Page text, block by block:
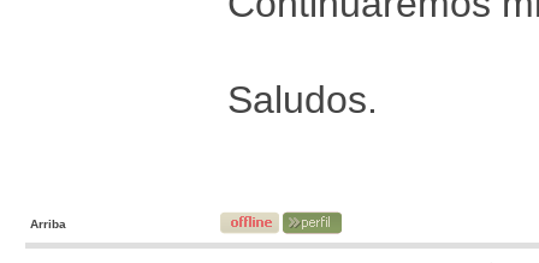
Saludos.
Arriba